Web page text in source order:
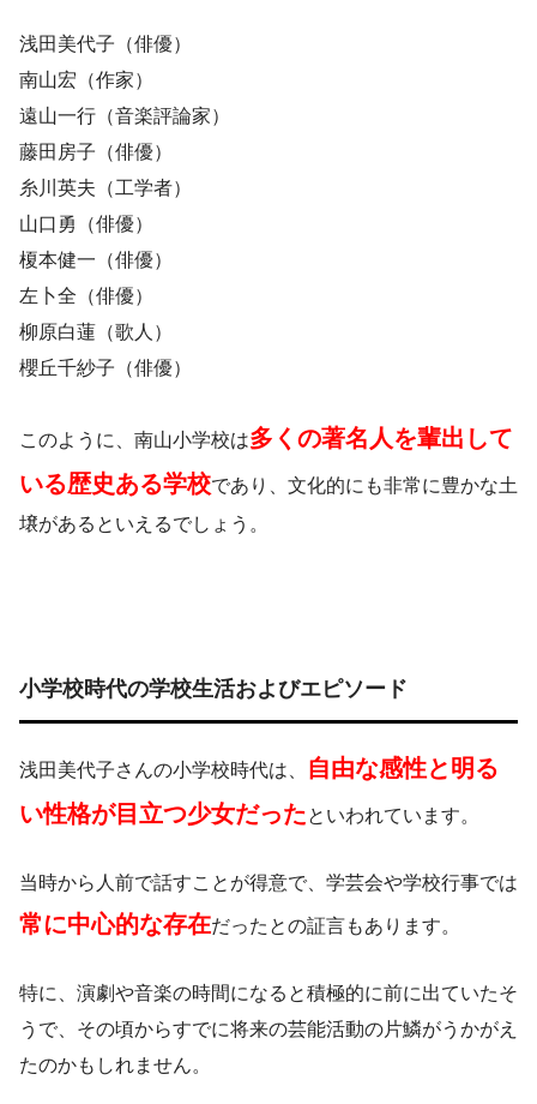
浅田美代子（俳優）
南山宏（作家）
遠山一行（音楽評論家）
藤田房子（俳優）
糸川英夫（工学者）
山口勇（俳優）
榎本健一（俳優）
左卜全（俳優）
柳原白蓮（歌人）
櫻丘千紗子（俳優）
このように、南山小学校は多くの著名人を輩出して
いる歴史ある学校であり、文化的にも非常に豊かな土
壌があるといえるでしょう。
小学校時代の学校生活およびエピソード
浅田美代子さんの小学校時代は、
自由な感性と明る
い性格が目立つ少女だったといわれています。
当時から人前で話すことが得意で、学芸会や学校行事では
常に中心的な存在だったとの証言もあります。
特に、演劇や音楽の時間になると積極的に前に出ていたそ
うで、その頃からすでに将来の芸能活動の片鱗がうかがえ
たのかもしれません。